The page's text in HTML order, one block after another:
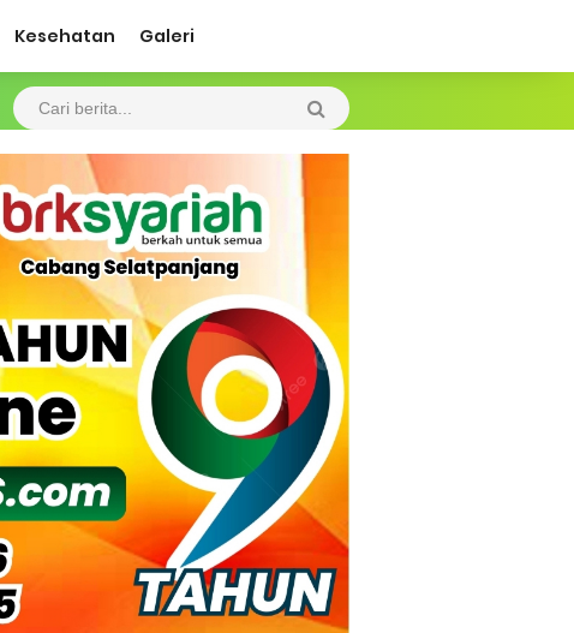
Kesehatan Galeri
Kepulauan MerantiMERANTI –
Kebakaran
kW Diharapkan Jadi Solusi.
Beroperasi, Tambang Timah di Darat